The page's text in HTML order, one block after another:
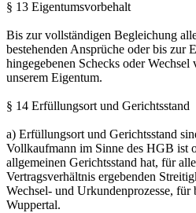
§ 13 Eigentumsvorbehalt
Bis zur vollständigen Begleichung
bestehenden Ansprüche oder bis zur
hingegebenen Schecks oder
unserem Eigentum.
§ 14 Erfüllungsort und Gerichtsstand
a) Erfüllungsort und Gerichtsstand
Vollkaufmann im Sinne des HGB ist
allgemeinen Gerichtsstand hat, für
Vertragsverhältnis ergebenden
Wechsel- und Urkundenprozesse, für
Wuppertal.